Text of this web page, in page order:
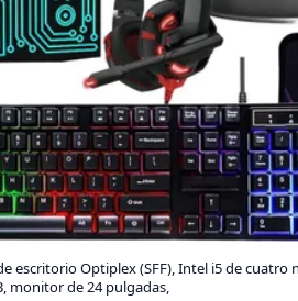
escritorio Optiplex (SFF), Intel i5 de cuatro
monitor de 24 pulgadas,